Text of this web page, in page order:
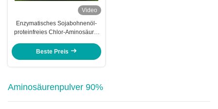
Video
Enzymatisches Sojabohnenöl-
proteinfreies Chlor-Aminosäure-
Beste Preis
Aminosäurenpulver 90%